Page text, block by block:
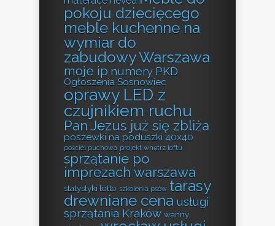
pokoju dziecięcego
meble kuchenne na
wymiar do
zabudowy Warszawa
moje ip numery PKD
Ogłoszenia Sosnowiec
oprawy LED z
czujnikiem ruchu
Pan Jezus już się zbliża
poszewki na poduszki 40x40
pościel puchowa projekt wnętrz loftu
sprzątanie po
imprezach warszawa
statystyki lotto szkolenia psów tarasy
drewniane cena usługi
sprzątania Kraków wanny